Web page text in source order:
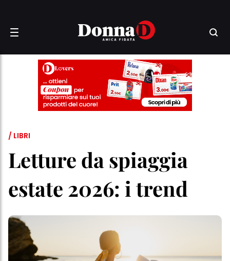
/ LIBRI
Letture da spiaggia
estate 2026: i trend